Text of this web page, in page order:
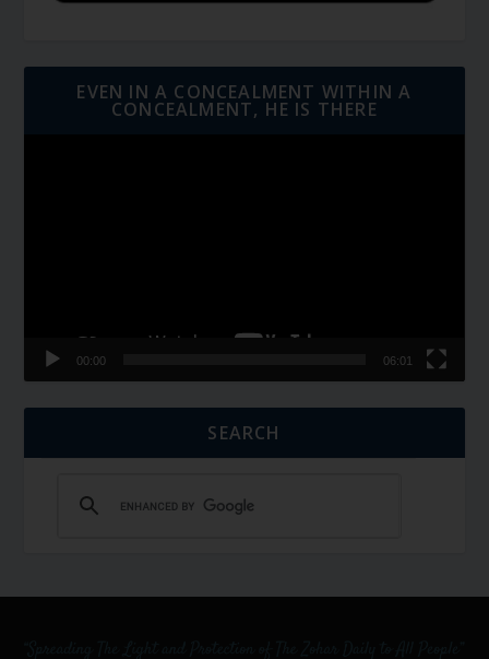
EVEN IN A CONCEALMENT WITHIN A
CONCEALMENT, HE IS THERE
00:00 06:01
SEARCH